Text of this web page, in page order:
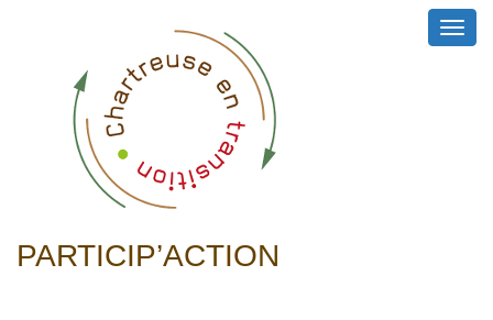
PARTICIP’ACTION